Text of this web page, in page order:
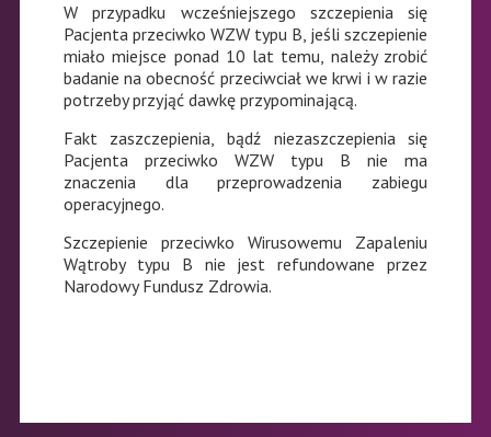
W przypadku wcześniejszego szczepienia się
Pacjenta przeciwko WZW typu B, jeśli szczepienie
miało miejsce ponad 10 lat temu, należy zrobić
badanie na obecność przeciwciał we krwi i w razie
potrzeby przyjąć dawkę przypominającą.
Fakt zaszczepienia, bądź niezaszczepienia się
Pacjenta przeciwko WZW typu B nie ma
znaczenia dla przeprowadzenia zabiegu
operacyjnego.
Szczepienie przeciwko Wirusowemu Zapaleniu
Wątroby typu B nie jest refundowane przez
Narodowy Fundusz Zdrowia.